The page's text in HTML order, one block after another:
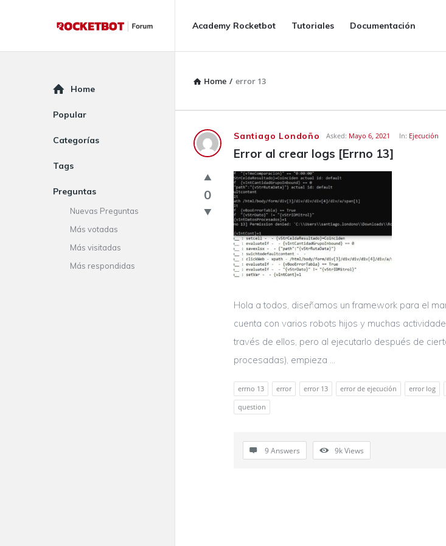
Forum
Forum
Navigation
Academy Rocketbot Tutoriales Documentación
Home / error 13
Rocketbot
Forum
Latest
Questions
Santiago Londoño Asked: Mayo 6, 2021 In: Ejecución
Error al crear logs [Errno 13]
0
Hola a todos, diseñamos un framework para el
cuenta con varios robots hijos y muchas
través de ellos, pero al ejecutarlo después de
procesadas), empieza ...
errno 13 error error 13 error de ejecución error log
question
9 Answers 9kViews
Explore
Home
Popular
Categorías
Tags
Preguntas
Nuevas Preguntas
Más votadas
Más visitadas
Más respondidas